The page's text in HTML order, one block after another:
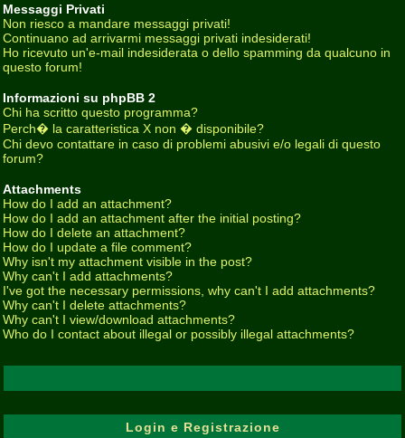
Messaggi Privati
Non riesco a mandare messaggi privati!
Continuano ad arrivarmi messaggi privati indesiderati!
Ho ricevuto un'e-mail indesiderata o dello spamming da qualcuno in
questo forum!
Informazioni su phpBB 2
Chi ha scritto questo programma?
Perch� la caratteristica X non � disponibile?
Chi devo contattare in caso di problemi abusivi e/o legali di questo
forum?
Attachments
How do I add an attachment?
How do I add an attachment after the initial posting?
How do I delete an attachment?
How do I update a file comment?
Why isn't my attachment visible in the post?
Why can't I add attachments?
I've got the necessary permissions, why can't I add attachments?
Why can't I delete attachments?
Why can't I view/download attachments?
Who do I contact about illegal or possibly illegal attachments?
Login e Registrazione